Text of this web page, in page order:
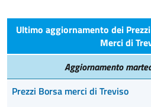
Ultimo aggiornamento dei
Merci di
Aggiornamento
Prezzi Borsa merci di Treviso